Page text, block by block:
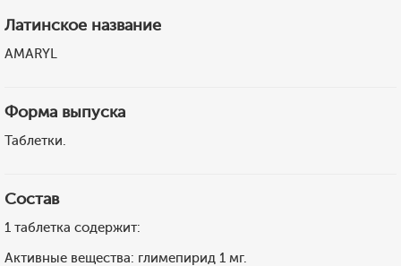
Латинское название
AMARYL
Форма выпуска
Таблетки.
Состав
1 таблетка содержит:
Активные вещества: глимепирид 1 мг.